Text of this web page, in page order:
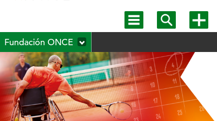
Mostrar
menú
Mostrar
buscadormás
Fundación ONCE